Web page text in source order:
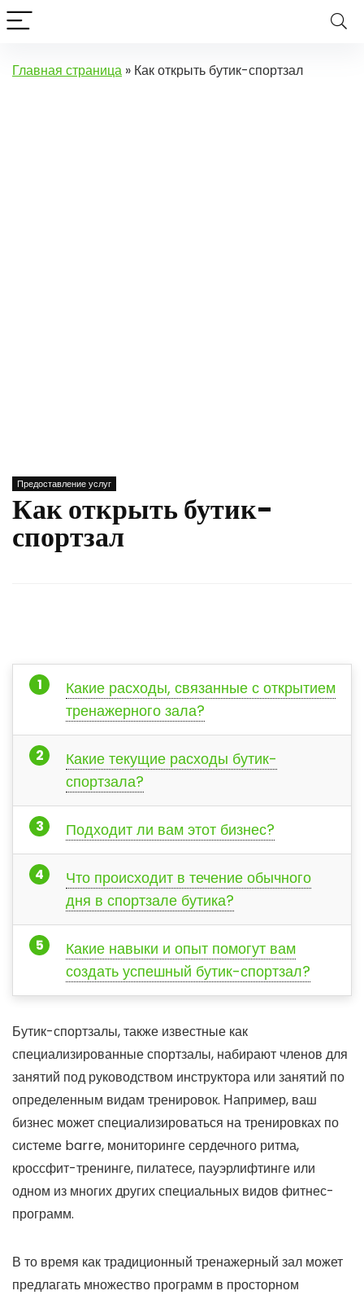
Главная страница » Как открыть бутик-спортзал
Предоставление услуг
Как открыть бутик-
спортзал
Какие расходы, связанные с открытием
тренажерного зала?
Какие текущие расходы бутик-
спортзала?
Подходит ли вам этот бизнес?
Что происходит в течение обычного
дня в спортзале бутика?
Какие навыки и опыт помогут вам
создать успешный бутик-спортзал?
Бутик-спортзалы, также известные как
специализированные спортзалы, набирают членов для
занятий под руководством инструктора или занятий по
определенным видам тренировок. Например, ваш
бизнес может специализироваться на тренировках по
системе barre, мониторинге сердечного ритма,
кроссфит-тренинге, пилатесе, пауэрлифтинге или
одном из многих других специальных видов фитнес-
программ.
В то время как традиционный тренажерный зал может
предлагать множество программ в просторном